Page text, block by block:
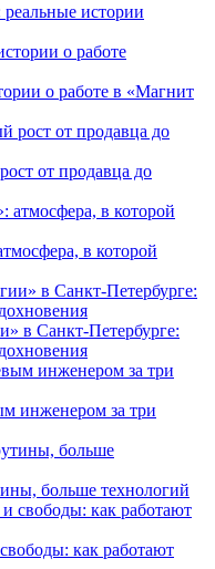
реальные истории
о работе в «Магнит
от продавца до
в которой
в Санкт-Петербурге:
инженером за три
больше технологий
как работают